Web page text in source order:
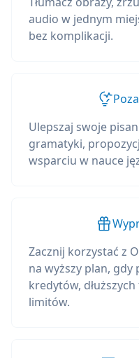
audio w jednym
bez komplikacji.
Ulepszaj swoje
gramatyki,
wsparciu w nauce
Zacznij korzystać z
na wyższy plan,
kredytów,
limitów.